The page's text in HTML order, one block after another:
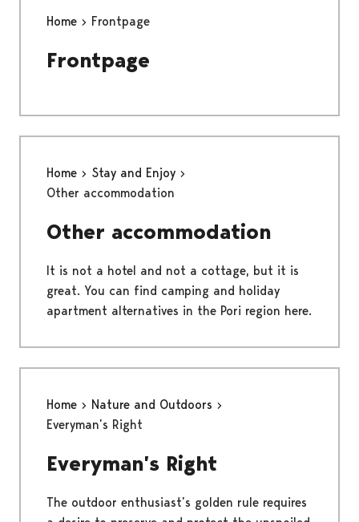
Home Frontpage
Frontpage
Home
Stay and Enjoy
Other accommodation
Other accommodation
It is not a hotel and not a cottage, but it is
great. You can find camping and holiday
apartment alternatives in the Pori region here.
Home
Nature and Outdoors
Everyman’s Right
Everyman’s Right
The outdoor enthusiast’s golden rule requires